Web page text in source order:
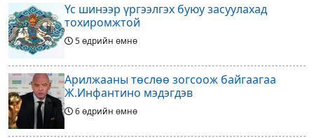
Үс шинээр үргээлгэх буюу засуулахад
тохиромжтой
5 өдрийн өмнө
Арилжааны төслөө зогсоож байгаагаа
Ж.Инфантино мэдэгдэв
6 өдрийн өмнө